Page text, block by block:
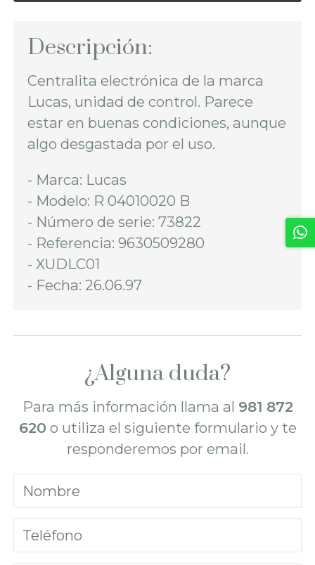
Descripción:
Centralita electrónica de la marca
Lucas, unidad de control. Parece
estar en buenas condiciones, aunque
algo desgastada por el uso.
- Marca: Lucas
- Modelo: R 04010020 B
- Número de serie: 73822
- Referencia: 9630509280
- XUDLC01
- Fecha: 26.06.97
¿Alguna duda?
Para más información llama al 981 872
620 o utiliza el siguiente formulario y te
responderemos por email.